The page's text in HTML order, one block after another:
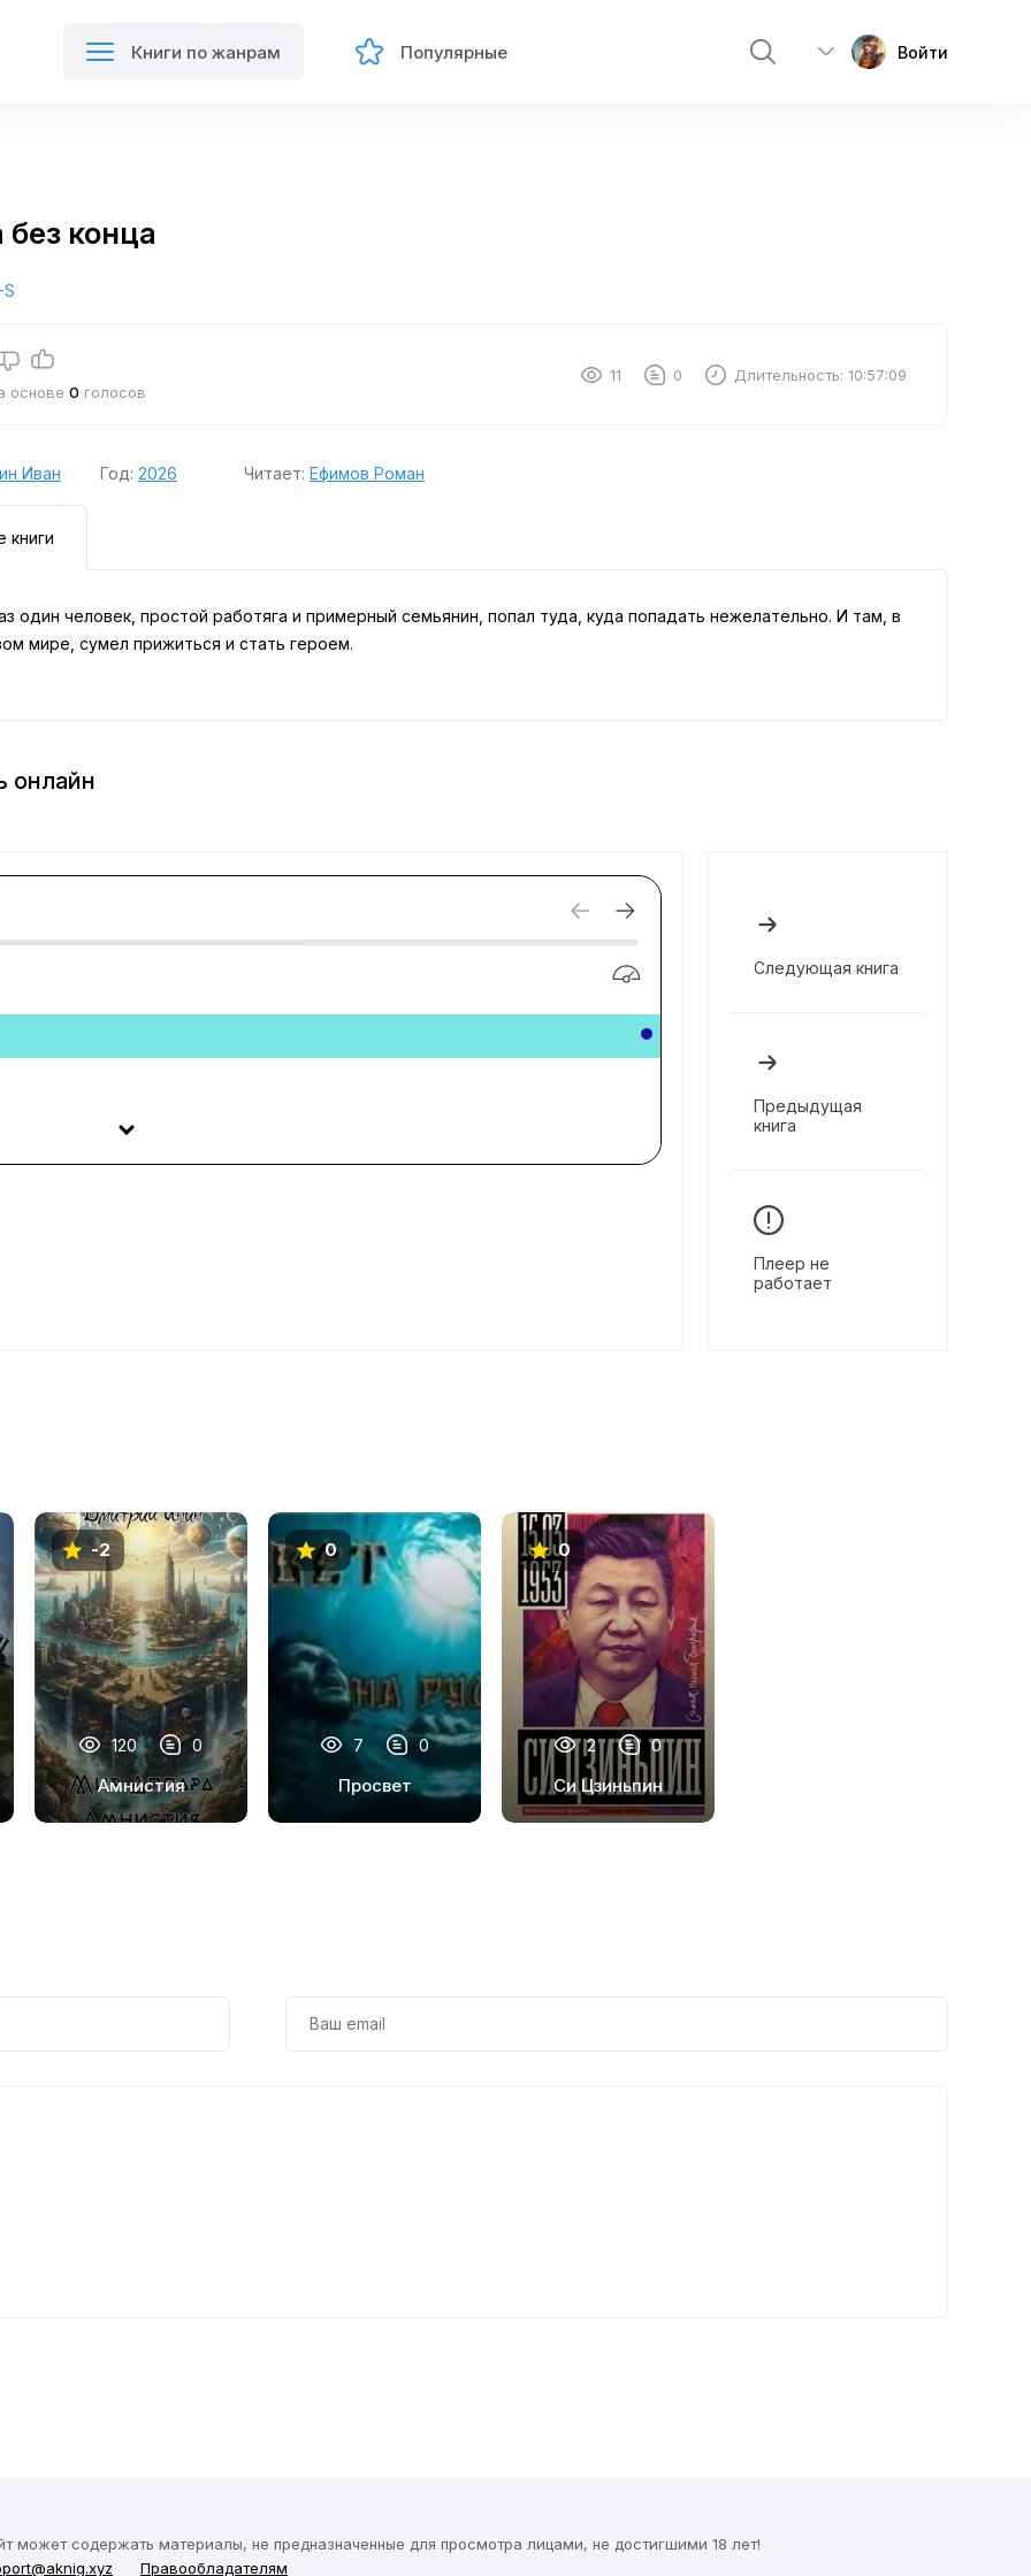
Книги по жанрам Популярные Войти
конца
S
основе 0 голосов
11 0 Длительность: 10:57:09
Иван Год: 2026 Читает: Ефимов Роман
книги
один человек, простой работяга и примерный семьянин, попал туда, куда попадать нежелательно. И там, в
мире, сумел прижиться и стать героем.
онлайн
Следующая книга
Предыдущая
книга
Плеер не
работает
-2
120 0
Амнистия
0
7 0
Просвет
0
2 0
Си Цзиньпин
может содержать материалы, не предназначенные для просмотра лицами, не достигшими 18 лет!
Правообладателям